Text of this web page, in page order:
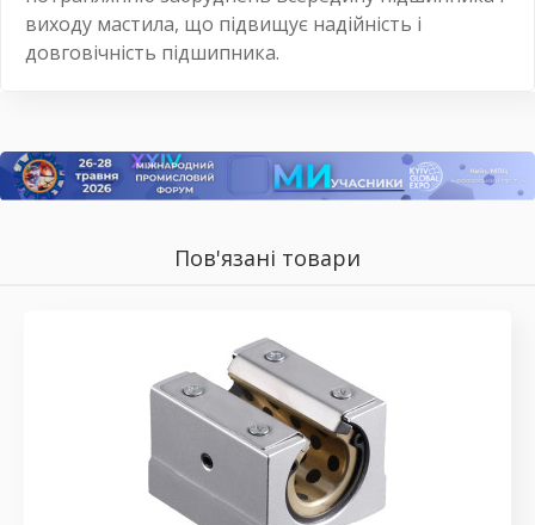
виходу мастила, що підвищує надійність і
довговічність підшипника.
Пов'язані товари